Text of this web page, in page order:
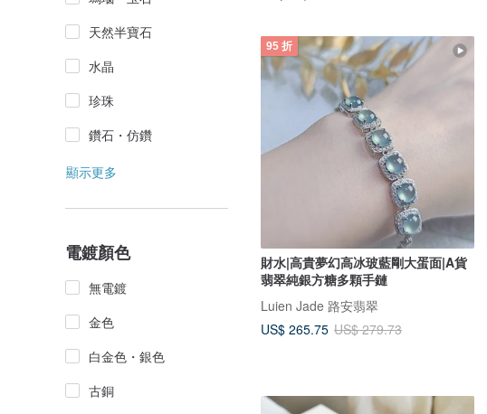
天然半寶石
水晶
珍珠
鑽石・仿鑽
顯示更多
電鍍顏色
無電鍍
金色
白金色・銀色
古銅
95 折
財水|高貴夢幻高冰玻藍剛大蛋面|A貨
翡翠純銀方糖多顆手鏈
Luien Jade 路安翡翠
US$ 265.75 US$ 279.73